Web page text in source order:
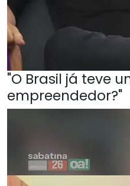
"O Brasil já teve
empreendedor?"